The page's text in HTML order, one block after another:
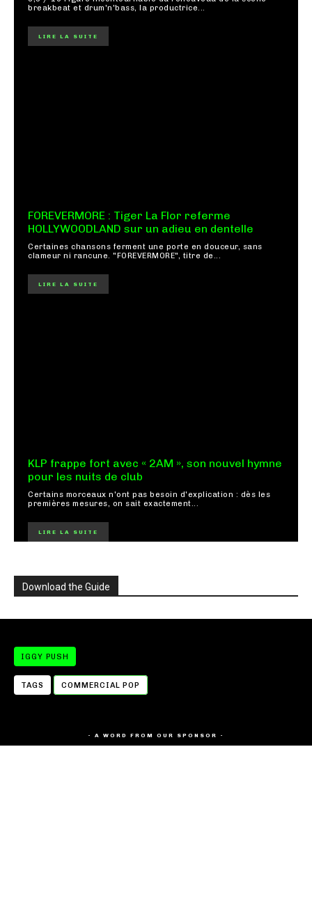
breakbeat et drum'n'bass, la productrice...
LIRE LA SUITE
FOREVERMORE : Tiger La Flor referme
HOLLYWOODLAND sur un adieu en dentelle
Certaines chansons ferment une porte en douceur, sans
clameur ni rancune. "FOREVERMORE", titre de...
LIRE LA SUITE
KLP frappe fort avec « 2AM », son nouvel hymne
pour les nuits de club
Certains morceaux n'ont pas besoin d'explication : dès les
premières mesures, on sait exactement...
LIRE LA SUITE
Download the Guide
IGGY PUSH
TAGS COMMERCIAL POP
- A WORD FROM OUR SPONSOR -